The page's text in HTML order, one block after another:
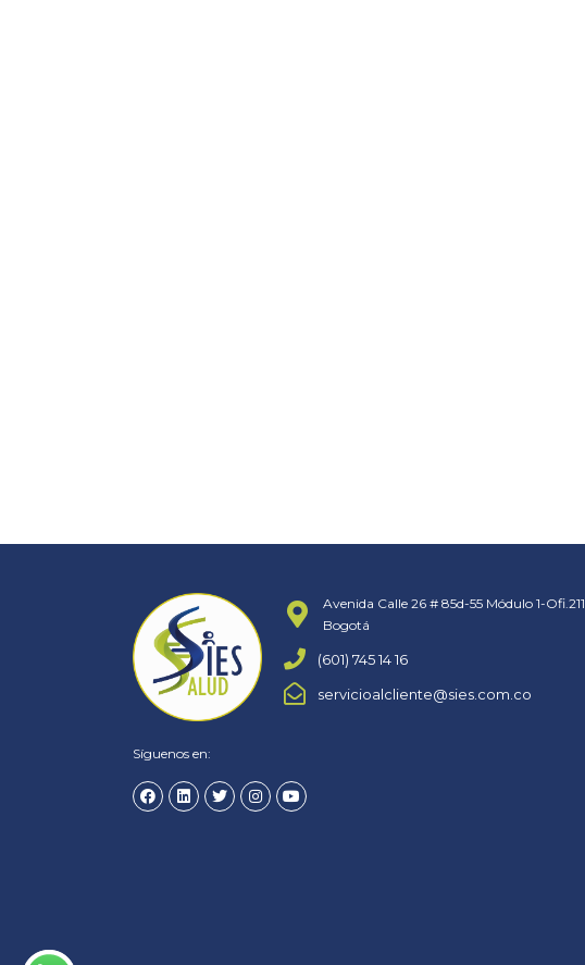
Avenida Calle 26 # 85d-55 Módulo 1-Ofi.211
Bogotá
(601) 745 14 16
servicioalcliente@sies.com.co
Síguenos en: